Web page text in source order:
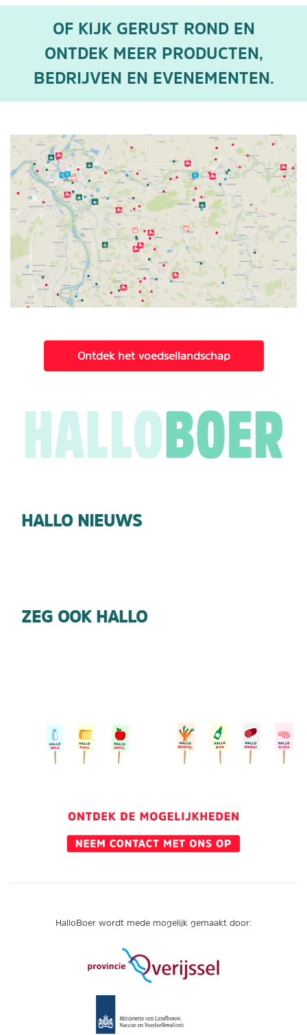
OF KIJK GERUST ROND EN
ONTDEK MEER PRODUCTEN,
BEDRIJVEN EN EVENEMENTEN.
Ontdek het voedsellandschap
HALLO NIEUWS
ZEG OOK HALLO
HalloBoer wordt mede mogelijk gemaakt door: